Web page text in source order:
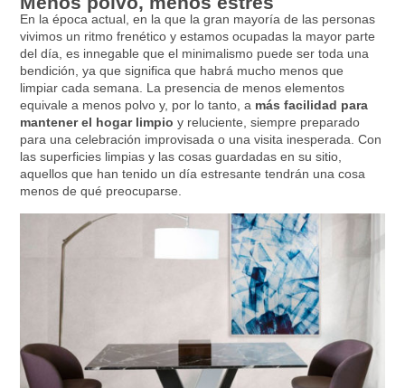
En la época actual, en la que la gran mayoría de las personas
vivimos un ritmo frenético y estamos ocupadas la mayor parte
del día, es innegable que el minimalismo puede ser toda una
bendición, ya que significa que habrá mucho menos que
limpiar cada semana. La presencia de menos elementos
equivale a menos polvo y, por lo tanto, a más facilidad para
mantener el hogar limpio y reluciente, siempre preparado
para una celebración improvisada o una visita inesperada. Con
las superficies limpias y las cosas guardadas en su sitio,
aquellos que han tenido un día estresante tendrán una cosa
menos de qué preocuparse.